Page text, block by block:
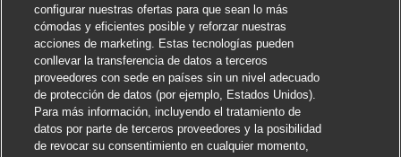
configurar nuestras ofertas para que sean lo más
cómodas y eficientes posible y reforzar nuestras
acciones de marketing. Estas tecnologías pueden
conllevar la transferencia de datos a terceros
proveedores con sede en países sin un nivel adecuado
de protección de datos (por ejemplo, Estados Unidos).
Para más información, incluyendo el tratamiento de
datos por parte de terceros proveedores y la posibilidad
de revocar su consentimiento en cualquier momento,